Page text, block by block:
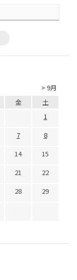
> 9月
金
土
1
7
8
14
15
21
22
28
29